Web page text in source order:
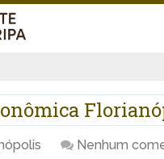
Nenhum